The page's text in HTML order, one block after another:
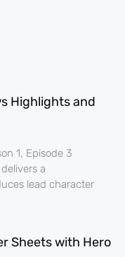
Highlights and
1, Episode 3
a
lead character
Sheets with Hero